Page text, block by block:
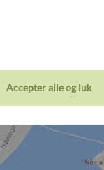
Accepter alle og luk